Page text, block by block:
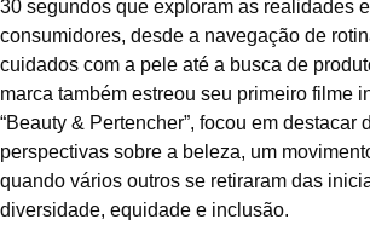
30 segundos que exploram as realidades
consumidores, desde a navegação de
cuidados com a pele até a busca de
marca também estreou seu primeiro filme
“Beauty & Pertencher”, focou em destacar
perspectivas sobre a beleza, um
quando vários outros se retiraram das
diversidade, equidade e inclusão.